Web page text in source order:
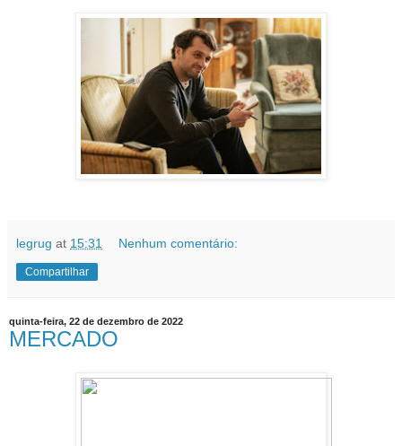
legrug at 15:31 Nenhum comentário:
Compartilhar
quinta-feira, 22 de dezembro de 2022
MERCADO